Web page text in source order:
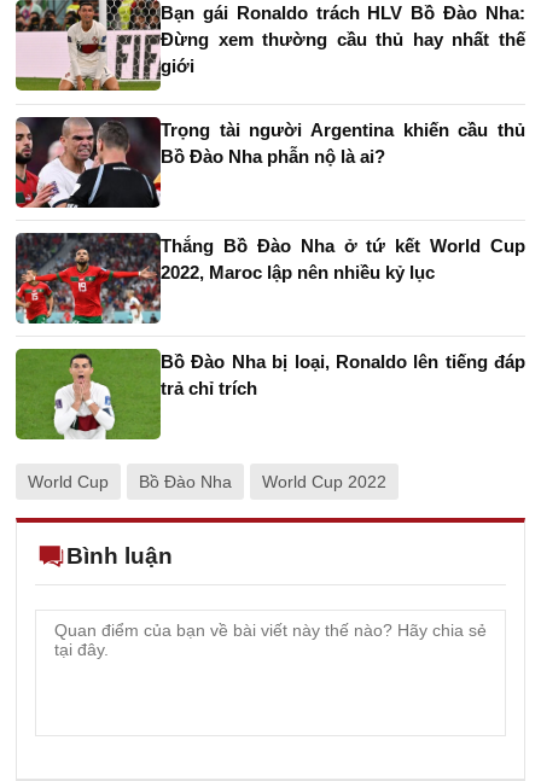
Bạn gái Ronaldo trách HLV Bồ Đào Nha:
Đừng xem thường cầu thủ hay nhất thế
giới
Trọng tài người Argentina khiến cầu thủ
Bồ Đào Nha phẫn nộ là ai?
Thắng Bồ Đào Nha ở tứ kết World Cup
2022, Maroc lập nên nhiều kỷ lục
Bồ Đào Nha bị loại, Ronaldo lên tiếng đáp
trả chỉ trích
World Cup Bồ Đào Nha World Cup 2022
Bình luận